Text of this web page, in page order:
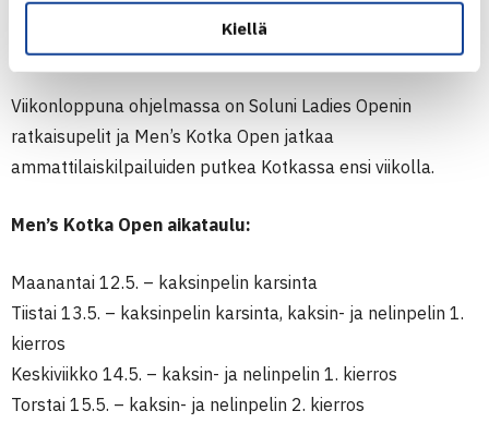
Kiellä
hienompaa. Olen todella kiitollinen kaikesta
kannustuksesta ja tuesta mitä olen saanut,” päätti Ahti.
Viikonloppuna ohjelmassa on Soluni Ladies Openin
ratkaisupelit ja Men’s Kotka Open jatkaa
ammattilaiskilpailuiden putkea Kotkassa ensi viikolla.
Men’s Kotka Open aikataulu:
Maanantai 12.5. – kaksinpelin karsinta
Tiistai 13.5. – kaksinpelin karsinta, kaksin- ja nelinpelin 1.
kierros
Keskiviikko 14.5. – kaksin- ja nelinpelin 1. kierros
Torstai 15.5. – kaksin- ja nelinpelin 2. kierros